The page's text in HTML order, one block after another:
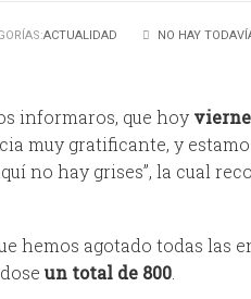
ACTUALIDAD NO HAY
informaros, que hoy
muy gratificante, y
no hay grises”, la cual
hemos agotado todas las
un total de 800